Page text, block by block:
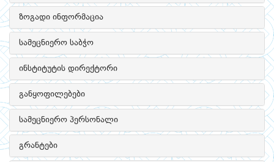
ზოგადი ინფორმაცია
სამეცნიერო საბჭო
ინსტიტუტის დირექტორი
განყოფილებები
სამეცნიერო პერსონალი
გრანტები